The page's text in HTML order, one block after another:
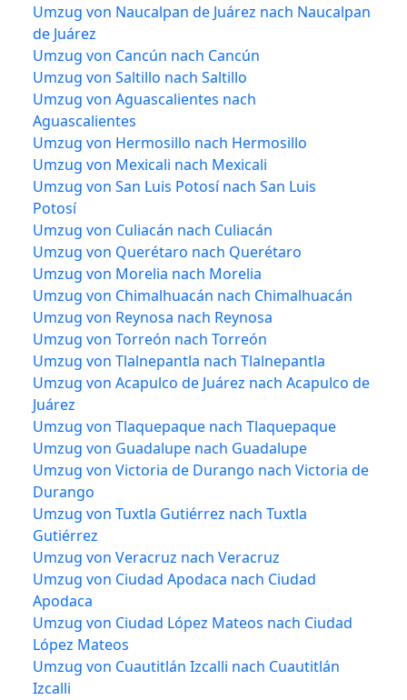
Umzug von Naucalpan de Juárez nach Naucalpan
de Juárez
Umzug von Cancún nach Cancún
Umzug von Saltillo nach Saltillo
Umzug von Aguascalientes nach
Aguascalientes
Umzug von Hermosillo nach Hermosillo
Umzug von Mexicali nach Mexicali
Umzug von San Luis Potosí nach San Luis
Potosí
Umzug von Culiacán nach Culiacán
Umzug von Querétaro nach Querétaro
Umzug von Morelia nach Morelia
Umzug von Chimalhuacán nach Chimalhuacán
Umzug von Reynosa nach Reynosa
Umzug von Torreón nach Torreón
Umzug von Tlalnepantla nach Tlalnepantla
Umzug von Acapulco de Juárez nach Acapulco de
Juárez
Umzug von Tlaquepaque nach Tlaquepaque
Umzug von Guadalupe nach Guadalupe
Umzug von Victoria de Durango nach Victoria de
Durango
Umzug von Tuxtla Gutiérrez nach Tuxtla
Gutiérrez
Umzug von Veracruz nach Veracruz
Umzug von Ciudad Apodaca nach Ciudad
Apodaca
Umzug von Ciudad López Mateos nach Ciudad
López Mateos
Umzug von Cuautitlán Izcalli nach Cuautitlán
Izcalli